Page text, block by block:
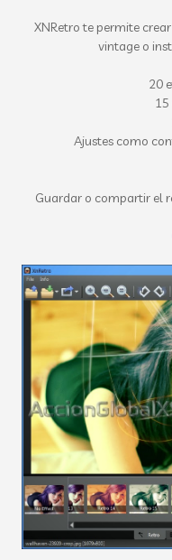
XNRetro te permite
vintage o
20
15
Ajustes como
Guardar o compartir el